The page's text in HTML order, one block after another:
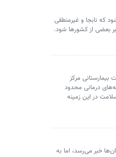
که نابجا و غیرمنطقی
بعضی از کشورها شود.
مرکز
درمانی محدود
در این زمینه
خبر می‌رسد، اما به